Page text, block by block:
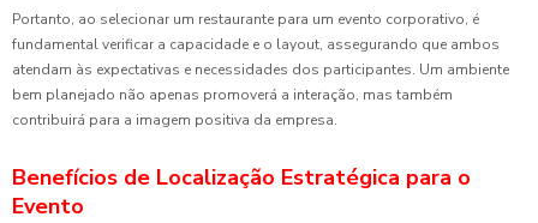
Portanto, ao selecionar um restaurante para um evento corporativo, é
fundamental verificar a capacidade e o layout, assegurando que ambos
atendam às expectativas e necessidades dos participantes. Um ambiente
bem planejado não apenas promoverá a interação, mas também
contribuirá para a imagem positiva da empresa.
Benefícios de Localização Estratégica para o
Evento